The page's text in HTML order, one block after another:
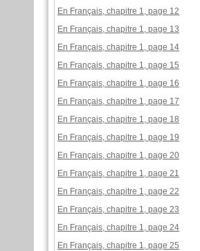
En Français, chapitre 1, page 12
En Français, chapitre 1, page 13
En Français, chapitre 1, page 14
En Français, chapitre 1, page 15
En Français, chapitre 1, page 16
En Français, chapitre 1, page 17
En Français, chapitre 1, page 18
En Français, chapitre 1, page 19
En Français, chapitre 1, page 20
En Français, chapitre 1, page 21
En Français, chapitre 1, page 22
En Français, chapitre 1, page 23
En Français, chapitre 1, page 24
En Français, chapitre 1, page 25